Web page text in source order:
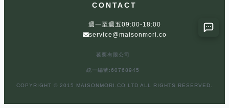
CONTACT
週一至週五09:00-18:00
service@maisonmori.co
葆栗有限公司
統一編號:60768945
COPYRIGHT © 2015 MAISONMORI.CO LTD ALL RIGHTS RESERVED.